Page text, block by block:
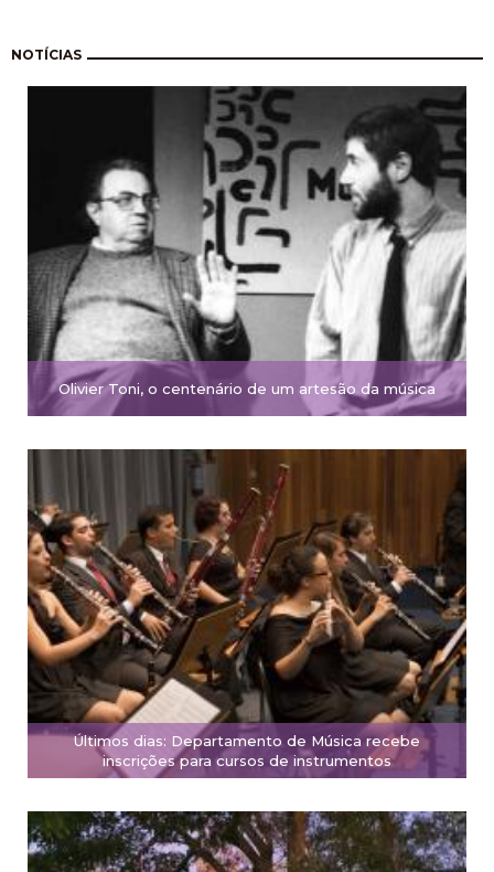
NOTÍCIAS
Olivier Toni, o centenário de um artesão da música
Últimos dias: Departamento de Música recebe
inscrições para cursos de instrumentos
Paginação